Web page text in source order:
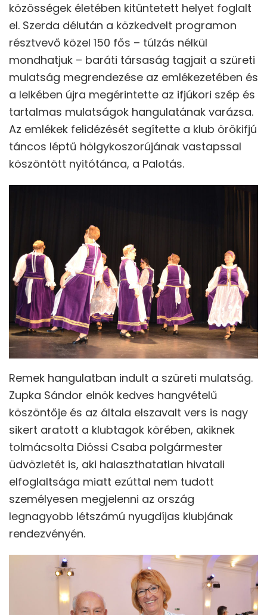
közösségek életében kitüntetett helyet foglalt
el. Szerda délután a közkedvelt programon
résztvevő közel 150 fős – túlzás nélkül
mondhatjuk – baráti társaság tagjait a szüreti
mulatság megrendezése az emlékezetében és
a lelkében újra megérintette az ifjúkori szép és
tartalmas mulatságok hangulatának varázsa.
Az emlékek felidézését segítette a klub örökifjú
táncos léptű hölgykoszorújának vastapssal
köszöntött nyitótánca, a Palotás.
Remek hangulatban indult a szüreti mulatság.
Zupka Sándor elnök kedves hangvételű
köszöntője és az általa elszavalt vers is nagy
sikert aratott a klubtagok körében, akiknek
tolmácsolta Dióssi Csaba polgármester
üdvözletét is, aki halaszthatatlan hivatali
elfoglaltsága miatt ezúttal nem tudott
személyesen megjelenni az ország
legnagyobb létszámú nyugdíjas klubjának
rendezvényén.